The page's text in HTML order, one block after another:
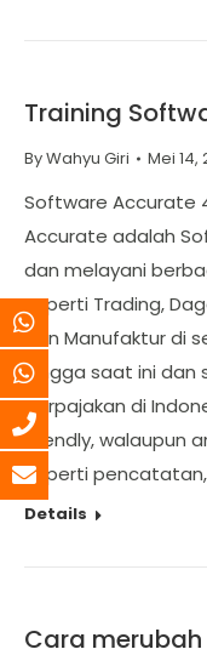
Training
ByWahyu Giri Mei 14,
Software Accurate
Accurate adalah
dan melayani
seperti Trading,
dan Manufaktur di
hingga saat ini dan
perpajakan di
Friendly, walaupun
seperti
Details
Cara